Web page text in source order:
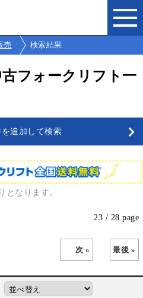
売 検索結果
フォークリフト一
追加して検索
なります。
23 / 28 page
次 » 最後 »